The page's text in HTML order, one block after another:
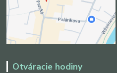
Otváracie hodiny